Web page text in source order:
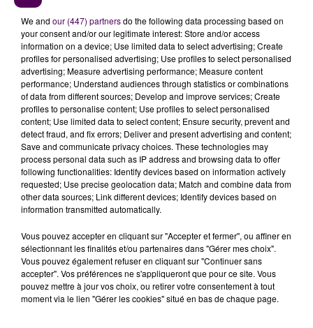
À LA UNE
7 août 2026
Gagnez vos pass pour le V and B Fest' 2026 !
11 juillet 2026
Inscrivez-vous au casting The Voice & The Voice
Kids !
7 août 2026
We and our (447) partnersdo the following data processing based on
your consent and/or our legitimate interest: Store and/or access
information on a device; Use limited data to select advertising; Create
profiles for personalised advertising; Use profiles to select personalised
advertising; Measure advertising performance; Measure content
performance; Understand audiences through statistics or combinations
of data from different sources; Develop and improve services; Create
profiles to personalise content; Use profiles to select personalised
content; Use limited data to select content; Ensure security, prevent and
detect fraud, and fix errors; Deliver and present advertising and content;
Save and communicate privacy choices. These technologies may
process personal data such as IP address and browsing data to offer
following functionalities: Identify devices based on information actively
requested; Use precise geolocation data; Match and combine data from
other data sources; Link different devices; Identify devices based on
information transmitted automatically.
Vous pouvez accepter en cliquant sur "Accepter et fermer", ou affiner en
sélectionnant les finalités et/ou partenaires dans "Gérer mes choix".
Vous pouvez également refuser en cliquant sur "Continuer sans
accepter". Vos préférences ne s'appliqueront que pour ce site. Vous
pouvez mettre à jour vos choix, ou retirer votre consentement à tout
moment via le lien "Gérer les cookies" situé en bas de chaque page.